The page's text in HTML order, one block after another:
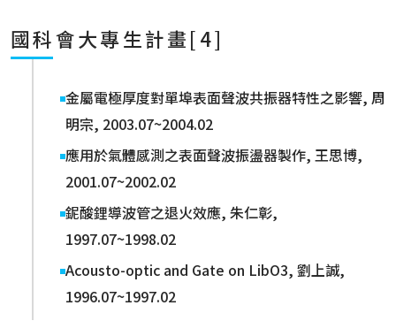
國科會大專生計畫[4]
金屬電極厚度對單埠表面聲波共振器特性之影響, 周
明宗, 2003.07~2004.02
應用於氣體感測之表面聲波振盪器製作, 王思博,
2001.07~2002.02
鈮酸鋰導波管之退火效應, 朱仁彰,
1997.07~1998.02
Acousto-optic and Gate on LibO3, 劉上誠,
1996.07~1997.02